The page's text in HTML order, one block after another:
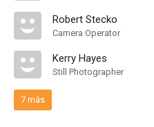
Robert Stecko
Camera Operator
Kerry Hayes
Still Photographer
7 más